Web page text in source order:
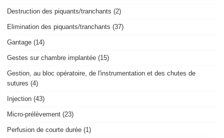
Destruction des piquants/tranchants (2)
Elimination des piquants/tranchants (37)
Gantage (14)
Gestes sur chambre implantée (15)
Gestion, au bloc opératoire, de l'instrumentation et des chutes de
sutures (4)
Injection (43)
Micro-prélèvement (23)
Perfusion de courte durée (1)